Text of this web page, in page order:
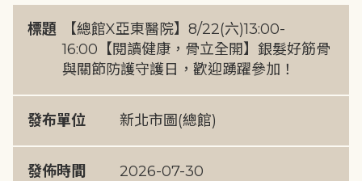
標題
【總館X亞東醫院】8/22(六)13:00-
16:00【閱讀健康，骨立全開】銀髮好筋骨
與關節防護守護日，歡迎踴躍參加！
發布單位 新北市圖(總館)
發佈時間 2026-07-30